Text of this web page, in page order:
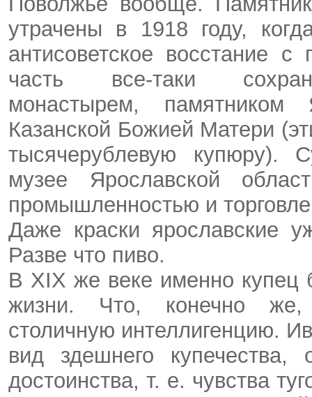
утрачены в 1918 году,
антисоветское восстание
часть все-таки
монастырем,
Казанской Божией Матери
тысячерублевую купюру).
музее Ярославской
промышленностью и
Даже краски ярославские
Разве что пиво.
В XIX же веке именно купец
жизни. Что, конечно же,
столичную интеллигенцию.
вид здешнего купечества,
достоинства, т. е. чувства